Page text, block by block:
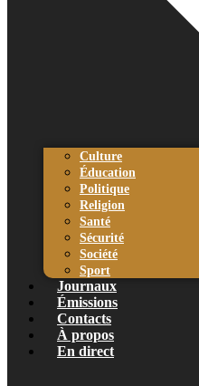
Culture
Éducation
Politique
Religion
Santé
Sécurité
Société
Sport
Journaux
Émissions
Contacts
À propos
En direct